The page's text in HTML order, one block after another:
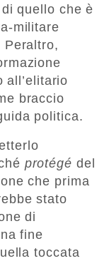
quello che è
militare
Peraltro,
all’elitario
braccio
politica.
protégé del
che prima
stato
di
fine
toccata